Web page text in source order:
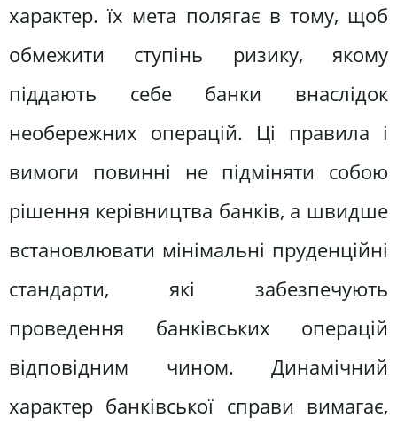
характер. їх мета полягає в тому, щоб
обмежити ступінь ризику, якому
піддають себе банки внаслідок
необережних операцій. Ці правила і
вимоги повинні не підміняти собою
рішення керівництва банків, а швидше
встановлювати мінімальні пруденційні
стандарти, які забезпечують
проведення банківських операцій
відповідним чином. Динамічний
характер банківської справи вимагає,